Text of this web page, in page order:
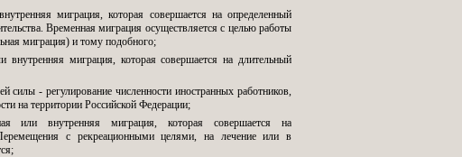
миграция, которая совершается на определенный
Временная миграция осуществляется с целью работы
миграция) и тому подобного;
миграция, которая совершается на длительный
силы - регулирование численности иностранных работников,
на территории Российской Федерации;
или внутренняя миграция, которая совершается на
с рекреационными целями, на лечение или в